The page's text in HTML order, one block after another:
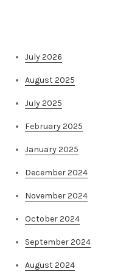
July 2026
August 2025
July 2025
February 2025
January 2025
December 2024
November 2024
October 2024
September 2024
August 2024